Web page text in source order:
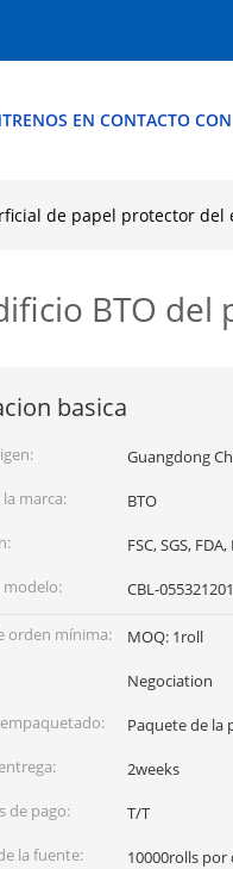
EN CONTACTO CON
de papel protector del
BTO del
basica
Guangdong
marca:
BTO
FSC, SGS, FDA,
CBL-055321201
orden mínima:
MOQ: 1roll
Negociation
Paquete de la
2weeks
de pago:
T/T
la fuente:
10000rolls por